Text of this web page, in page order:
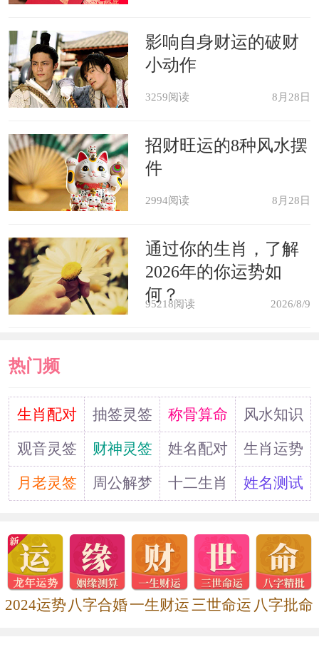
影响自身财运的破财
小动作
3259阅读 8月28日
招财旺运的8种风水摆
件
2994阅读 8月28日
通过你的生肖，了解
2026年的你运势如
何？
95218阅读 2026/8/9
热门频
道生肖配对 抽签灵签 称骨算命
风水知识
观音灵签
财神灵签 姓名配对
生肖运势
月老灵签
周公解梦 十二生肖 姓名测试
2024运势 八字合婚一生财运三世命运 八字批命